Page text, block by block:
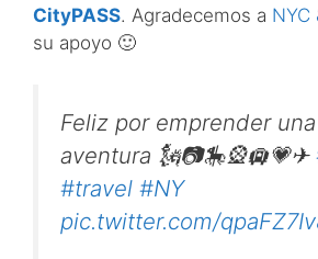
CityPASS. Agradecemos a NYC
su apoyo 🙂
Feliz por emprender
aventura 🗽📷🎠🎡🛄💗✈
#travel #NY
pic.twitter.com/